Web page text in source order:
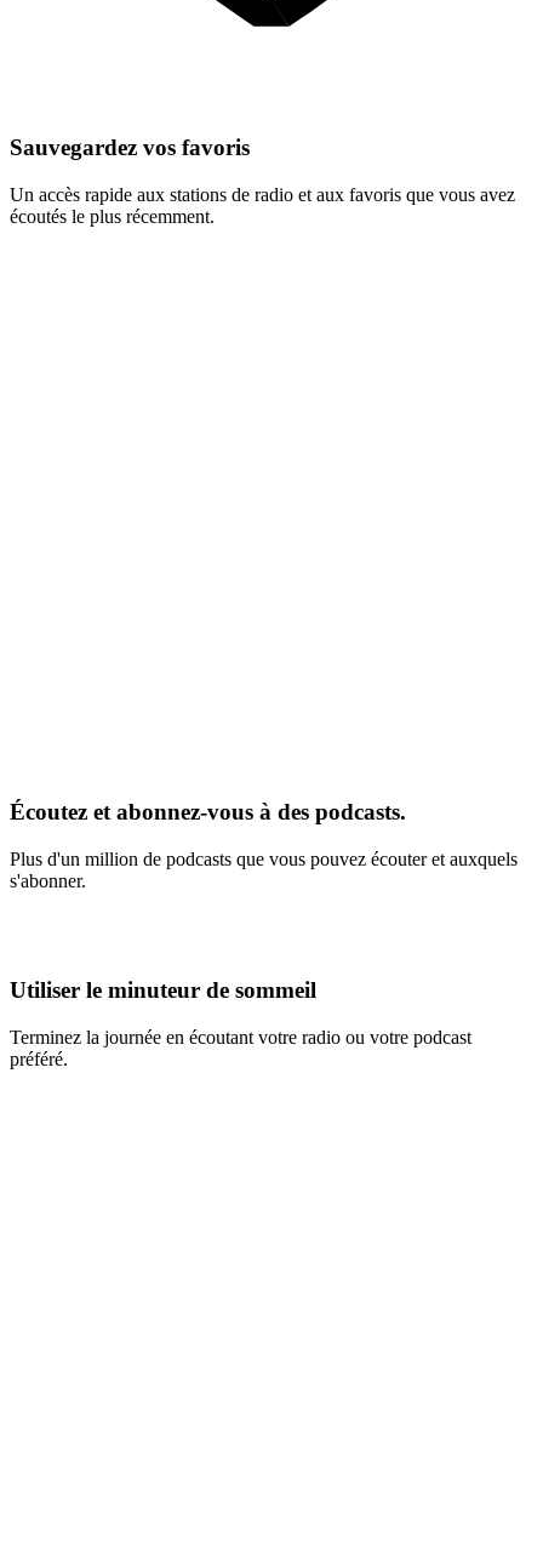
Sauvegardez vos favoris
Un accès rapide aux stations de radio et aux favoris que vous avez
écoutés le plus récemment.
Écoutez et abonnez-vous à des podcasts.
Plus d'un million de podcasts que vous pouvez écouter et auxquels
s'abonner.
Utiliser le minuteur de sommeil
Terminez la journée en écoutant votre radio ou votre podcast
préféré.